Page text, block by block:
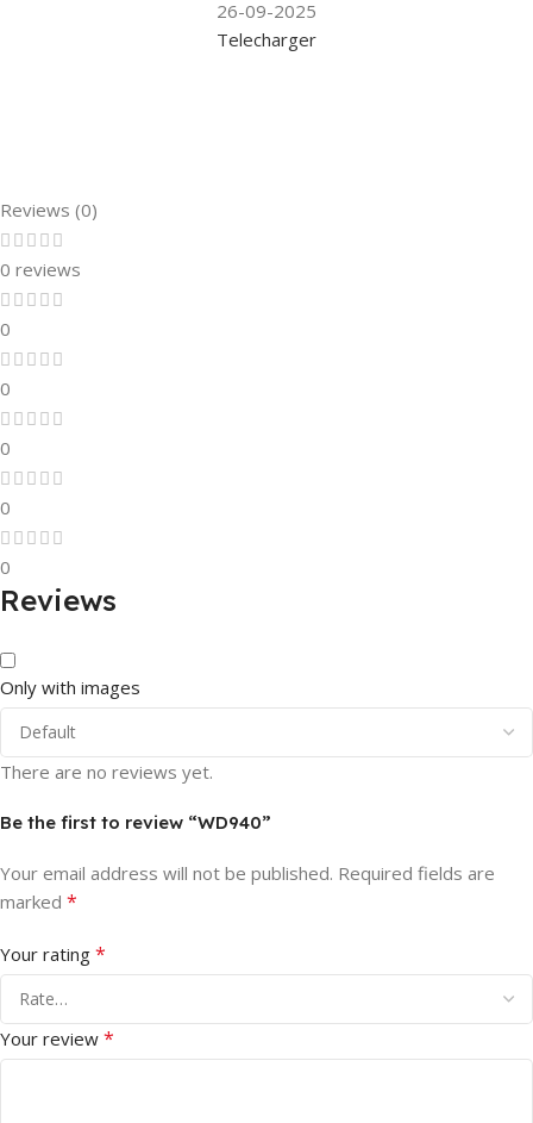
26-09-2025
Telecharger
Reviews (0)
0 reviews
0
0
0
0
0
Reviews
Only with images
There are no reviews yet.
Be the first to review “WD940”
Your email address will not be published. Required fields are
marked *
Your rating *
Your review *